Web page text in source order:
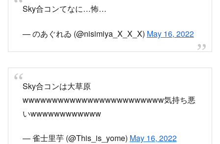
Sky合コンは大草原
wwwwwwwwwwwwwwwwwwwwwwww気持ち悪
— 雀士里芋 (@This_is_yome)
Sky合コンやめてほしい。